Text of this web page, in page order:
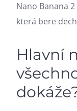
Nano Banana
která bere
Hlavní